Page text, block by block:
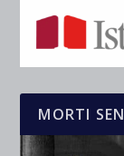
MORTI